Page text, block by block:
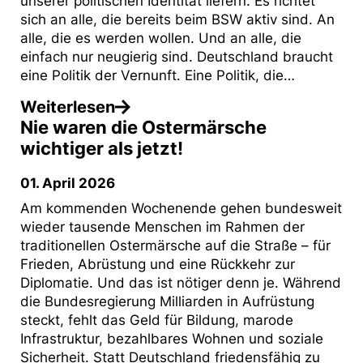
sich an alle, die bereits beim BSW aktiv sind. An
alle, die es werden wollen. Und an alle, die
einfach nur neugierig sind. Deutschland braucht
eine Politik der Vernunft. Eine Politik, die…
Weiterlesen
Nie waren die Ostermärsche
wichtiger als jetzt!
01. April 2026
Am kommenden Wochenende gehen bundesweit
wieder tausende Menschen im Rahmen der
traditionellen Ostermärsche auf die Straße – für
Frieden, Abrüstung und eine Rückkehr zur
Diplomatie. Und das ist nötiger denn je. Während
die Bundesregierung Milliarden in Aufrüstung
steckt, fehlt das Geld für Bildung, marode
Infrastruktur, bezahlbares Wohnen und soziale
Sicherheit. Statt Deutschland friedensfähig zu